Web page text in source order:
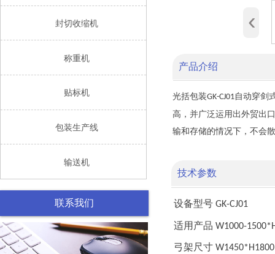
产品介绍
光括包装GK-CJ01自动穿剑
高，并广泛运用出外贸出
输和存储的情况下，不会
‹
封切收缩机
称重机
贴标机
包装生产线
输送机
联系我们
技术参数
设备型号 GK-CJ01
适用产品 W1000-
弓架尺寸